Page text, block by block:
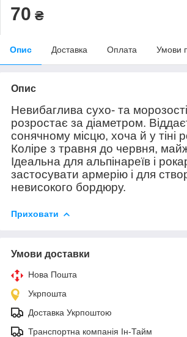
70 ₴
Опис Доставка Оплата Умови
Опис
Невибаглива сухо- та
розростає за діаметром.
сонячному місцю, хоча й у тіні
Коліре з травня до червня,
Ідеальна для альпінареїв і
застосувати армерію і для
невисокого бордюру.
Приховати
Умови доставки
Нова Пошта
Укрпошта
Доставка Укрпоштою
Транспортна компанія Ін-Тайм